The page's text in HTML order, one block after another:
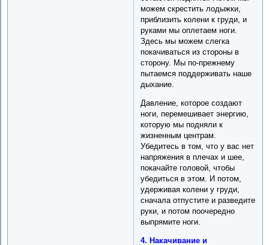
можем скрестить лодыжки,
приблизить колени к груди, и
руками мы оплетаем ноги.
Здесь мы можем слегка
покачиваться из стороны в
сторону. Мы по-прежнему
пытаемся поддерживать наше
дыхание.
Давление, которое создают
ноги, перемешивает энергию,
которую мы подняли к
жизненным центрам.
Убедитесь в том, что у вас нет
напряжения в плечах и шее,
покачайте головой, чтобы
убедиться в этом. И потом,
удерживая колени у груди,
сначала отпустите и разведите
руки, и потом поочередно
выпрямите ноги.
4. Накачивание и